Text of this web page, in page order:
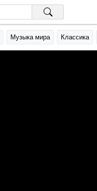
Музыка мира Классика